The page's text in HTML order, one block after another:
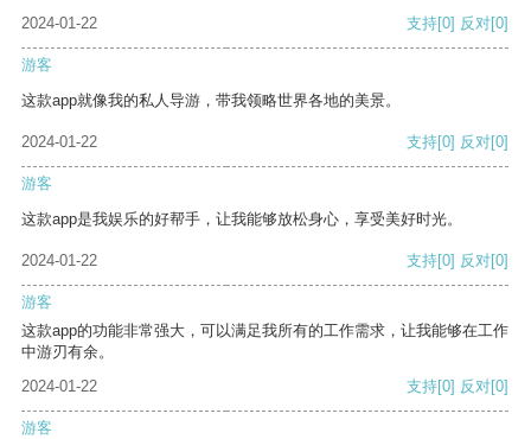
2024-01-22
支持[0] 反对[0]
游客
这款app就像我的私人导游，带我领略世界各地的美景。
2024-01-22 支持[0] 反对[0]
游客
这款app是我娱乐的好帮手，让我能够放松身心，享受美好时光。
2024-01-22 支持[0] 反对[0]
游客
这款app的功能非常强大，可以满足我所有的工作需求，让我能够在工作
中游刃有余。
2024-01-22
支持[0] 反对[0]
游客